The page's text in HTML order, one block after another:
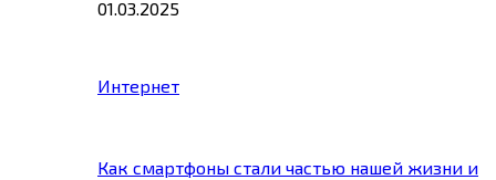
01.03.2025
Интернет
Как смартфоны стали частью нашей жизни и